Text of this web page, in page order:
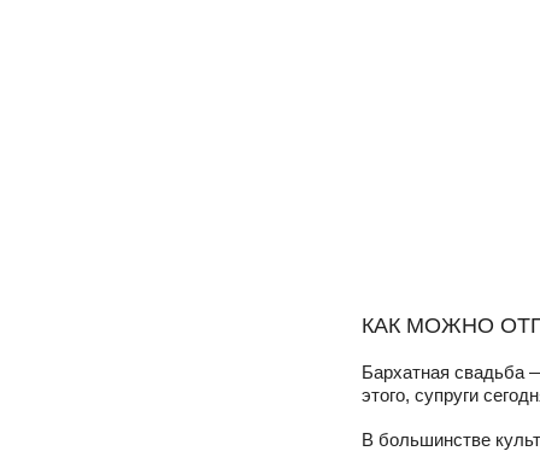
КАК МОЖНО
Бархатная свадьба
этого, супруги
В большинстве